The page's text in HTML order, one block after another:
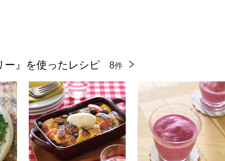
ー』を使ったレシピ 8件